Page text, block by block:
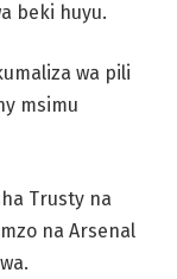
beki huyu.
wa pili
msimu
Trusty na
na Arsenal